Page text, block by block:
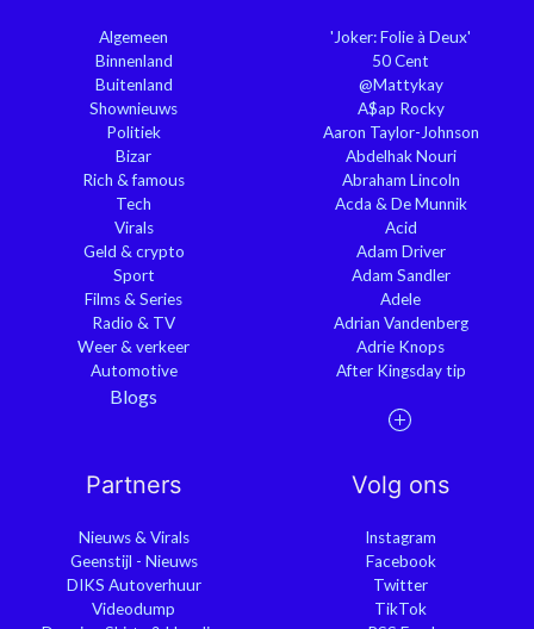
Algemeen
Binnenland
Buitenland
Shownieuws
Politiek
Bizar
Rich & famous
Tech
Virals
Geld & crypto
Sport
Films & Series
Radio & TV
Weer & verkeer
Automotive
Blogs
'Joker: Folie à Deux'
50 Cent
@Mattykay
A$ap Rocky
Aaron Taylor-Johnson
Abdelhak Nouri
Abraham Lincoln
Acda & De Munnik
Acid
Adam Driver
Adam Sandler
Adele
Adrian Vandenberg
Adrie Knops
After Kingsday tip
Partners
Nieuws & Virals
Geenstijl - Nieuws
DIKS Autoverhuur
Videodump
Volg ons
Instagram
Facebook
Twitter
TikTok